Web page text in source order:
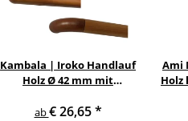
Kambala | Iroko Handlauf
Holz Ø 42 mm mit
ab€ 26,65*
Ami
Holz